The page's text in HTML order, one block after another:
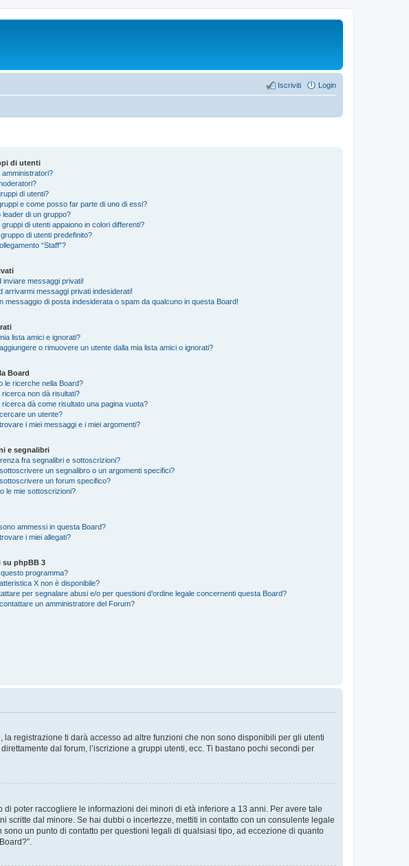
Login
Iscriviti
di utenti
di utenti?
e come posso far parte di uno di essi?
leader di un gruppo?
di utenti appaiono in colori differenti?
di utenti predefinito?
“Staff”?
inviare messaggi privati!
arrivarmi messaggi privati indesiderati!
messaggio di posta indesiderata o spam da qualcuno in questa Board!
lista amici e ignorati?
o rimuovere un utente dalla mia lista amici o ignorati?
Board
le ricerche nella Board?
ricerca non dà risultati?
ricerca dà come risultato una pagina vuota?
un utente?
i miei messaggi e i miei argomenti?
e segnalibri
fra segnalibri e sottoscrizioni?
un segnalibro o un argomenti specifici?
un forum specifico?
le mie sottoscrizioni?
ammessi in questa Board?
i miei allegati?
su phpBB 3
programma?
X non è disponibile?
per segnalare abusi e/o per questioni d’ordine legale concernenti questa Board?
un amministratore del Forum?
registrazione ti darà accesso ad altre funzioni che non sono disponibili per gli utenti
dal forum, l’iscrizione a gruppi utenti, ecc. Ti bastano pochi secondi per
poter raccogliere le informazioni dei minori di età inferiore a 13 anni. Per avere tale
dal minore. Se hai dubbi o incertezze, mettiti in contatto con un consulente legale
un punto di contatto per questioni legali di qualsiasi tipo, ad eccezione di quanto